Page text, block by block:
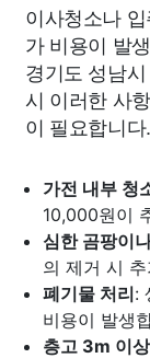
이사청소나
가 비용이 발
경기도 성남
시 이러한 사
이 필요합니다.
가전 내부 청
10,000원이
심한 곰팡이
의 제거 시
폐기물 처리:
비용이 발생
층고 3m 이상